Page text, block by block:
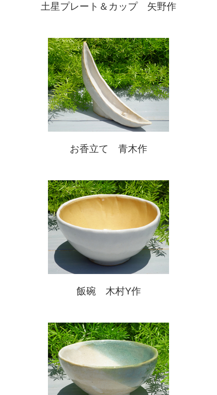
土星プレート＆カップ 矢野作
お香立て 青木作
飯碗 木村Y作